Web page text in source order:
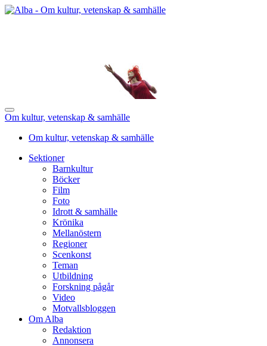
Om kultur, vetenskap & samhälle
Om kultur, vetenskap & samhälle
Sektioner
Barnkultur
Böcker
Film
Foto
Idrott & samhälle
Krönika
Mellanöstern
Regioner
Scenkonst
Teman
Utbildning
Forskning pågår
Video
Motvallsbloggen
Om Alba
Redaktion
Annonsera